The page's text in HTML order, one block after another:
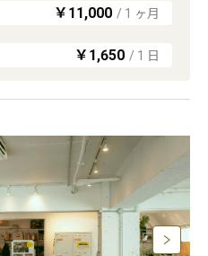
￥11,000 / 1 ヶ月
￥1,650 / 1 日